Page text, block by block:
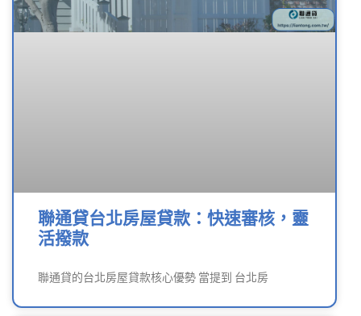
聯通貸台北房屋貸款：快速審核，靈
活撥款
聯通貸的台北房屋貸款核心優勢 當提到 台北房